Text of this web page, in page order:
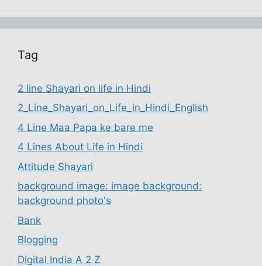
Tag
2 line Shayari on life in Hindi
2_Line_Shayari_on_Life_in_Hindi_English
4 Line Maa Papa ke bare me
4 Lines About Life in Hindi
Attitude Shayari
background image: image background:
background photo's
Bank
Blogging
Digital India A 2 Z